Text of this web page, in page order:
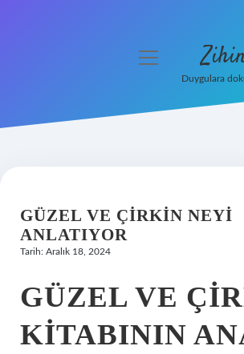
Hakkımızda
menüyü
Duygulara
GÜZEL VE ÇIRKIN NEYI
ANLATIYOR
Tarih: Aralık 18, 2024
GÜZEL VE
KITABININ